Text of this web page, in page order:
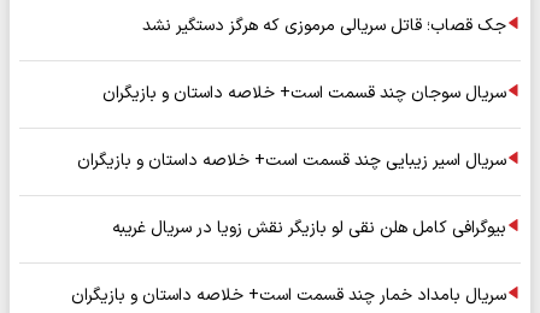
جک قصاب؛ قاتل سریالی مرموزی که هرگز دستگیر نشد
سریال سوجان چند قسمت است+ خلاصه داستان و بازیگران
سریال اسیر زیبایی چند قسمت است+ خلاصه داستان و بازیگران
بیوگرافی کامل هلن نقی لو بازیگر نقش زویا در سریال غریبه
سریال بامداد خمار چند قسمت است+ خلاصه داستان و بازیگران